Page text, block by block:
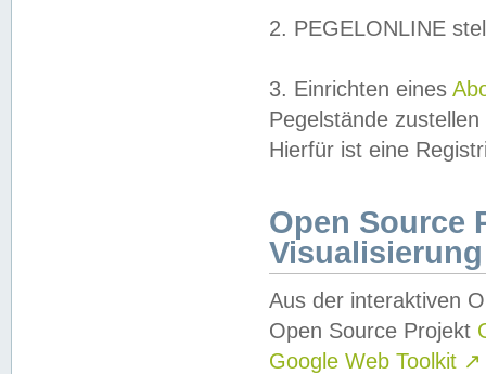
2. PEGELONLINE
3. Einrichten eines
Pegelstände
Hierfür ist eine
Open Source
Visualisierung
Aus der interaktiven
Open Source Projekt
Google Web Toolkit ↗